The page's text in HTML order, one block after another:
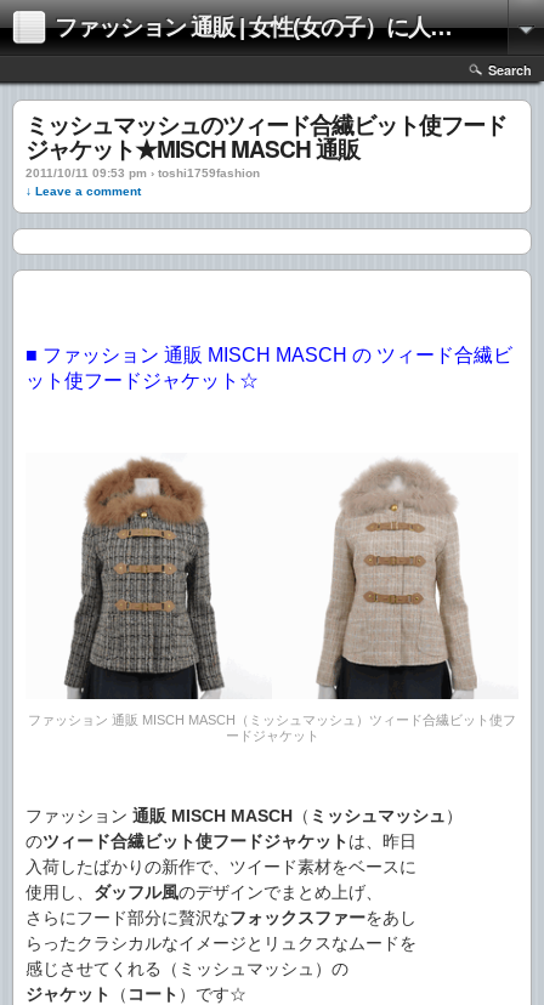
ファッション 通販 | 女性(女の子）に人気のファッションの通販 | 情報
Search
ミッシュマッシュのツィード合繊ビット使フード
ジャケット★MISCH MASCH 通販
2011/10/11 09:53 pm › toshi1759fashion
↓ Leave a comment
■ ファッション 通販 MISCH MASCH の ツィード合繊ビ
ット使フードジャケット☆
ファッション 通販 MISCH MASCH（ミッシュマッシュ）ツィード合繊ビット使フ
ードジャケット
ファッション 通販 MISCH MASCH （ ミッシュマッシュ ）
のツィード合繊ビット使フードジャケットは、昨日
入荷したばかりの新作で、ツイード素材をベースに
使用し、 ダッフル風のデザインでまとめ上げ、
さらにフード部分に贅沢なフォックスファーをあし
らったクラシカルなイメージとリュクスなムードを
感じさせてくれる（ミッシュマッシュ）の
ジャケット
（ コート ）です☆